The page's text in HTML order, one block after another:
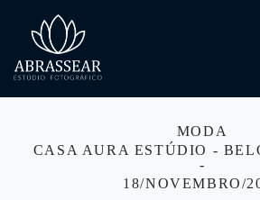
MODA
CASA AURA ESTÚDIO -
18/NOVEMBRO/